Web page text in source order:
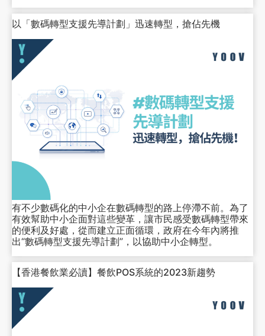
以「數碼轉型支援先導計劃」迅速轉型，搶佔先機
有不少數碼化的中小企在數碼轉型的路上停滯不前。為了
有效幫助中小企面對這些變革，讓市民感受數碼轉型帶來
的便利及好處，從而建立正面循環，政府在今年內將推
出“數碼轉型支援先導計劃”，以協助中小企轉型。
【香港餐飲業必讀】餐飲POS系統的2023新趨勢